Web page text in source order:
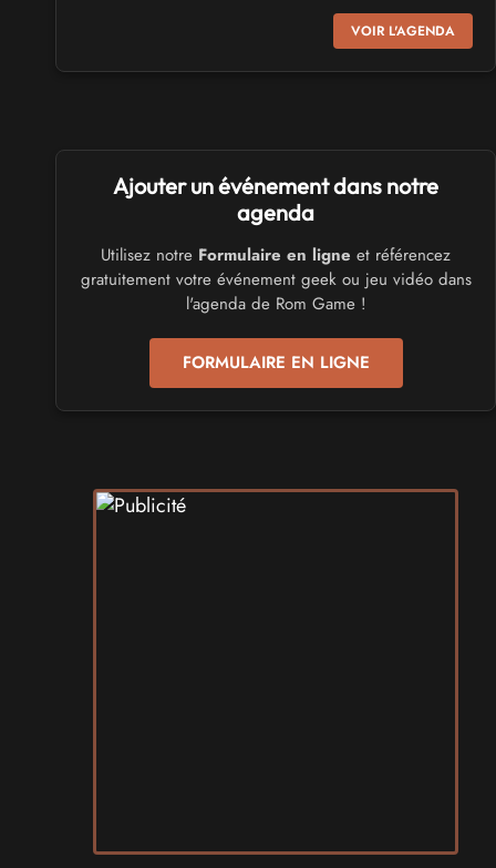
Virtual Calais - salon du jeu vidéo et des loisirs
numériques 2026
SALONS & CONVENTIONS GEEKS
Trolls et Légendes 2027
du 26 au 28 mars 2027 - à Mons
CULTURE JAPONAISE ET OTAKU
Mang'Azur 2027
les 24 et 25 avril 2027 - à Toulon
SALONS & CONVENTIONS GEEKS
Play Azur Festival 2027
SALONS & CONVENTIONS GEEKS
Art To Play 2026
Arcadia GeekFest 2026
VOIR L'AGENDA
Ajouter un événement dans notre
agenda
Utilisez notre Formulaire en ligne et référencez
gratuitement votre événement geek ou jeu vidéo dans
l'agenda de Rom Game !
FORMULAIRE EN LIGNE